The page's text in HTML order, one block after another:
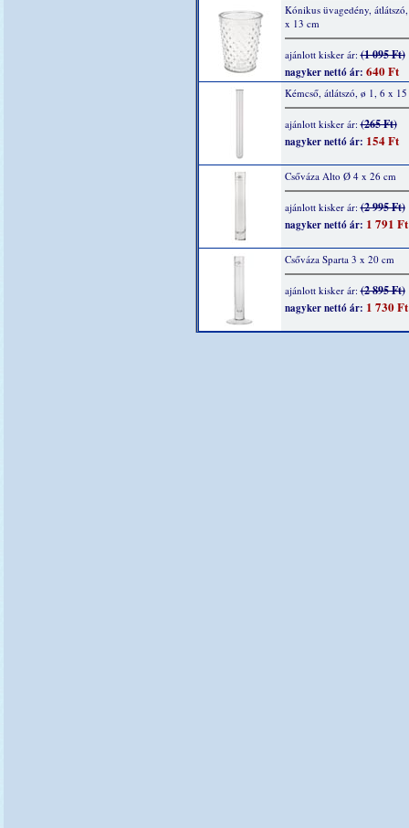
Kónikus üvagedény,
x 13 cm
ajánlott kisker ár:(1 095 Ft)
nagyker nettó ár: 640 Ft
Kémcső, átlátszó, ø 1, 6 x
ajánlott kisker ár:(265 Ft)
nagyker nettó ár: 154 Ft
Csőváza Alto Ø 4 x 26 cm
ajánlott kisker ár:(2 995 Ft)
nagyker nettó ár: 1 791 Ft
Csőváza Sparta 3 x 20 cm
ajánlott kisker ár:(2 895 Ft)
nagyker nettó ár: 1 730 Ft